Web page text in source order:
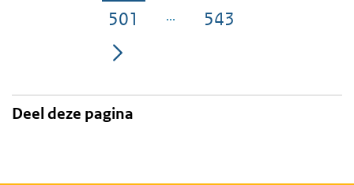
Pagina
501 Pagina
543
Deel deze pagina